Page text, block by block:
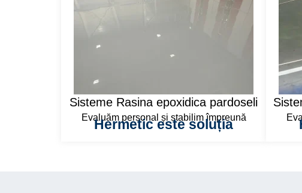
Sisteme Rasina epoxidica pardoseli
Evaluăm personal și stabilim împreună
Hermetic este soluția